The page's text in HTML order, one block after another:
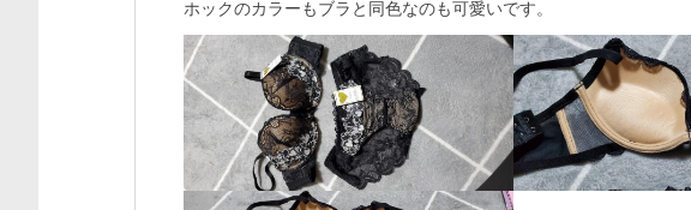
ホックのカラーもブラと同色なのも可愛いです。